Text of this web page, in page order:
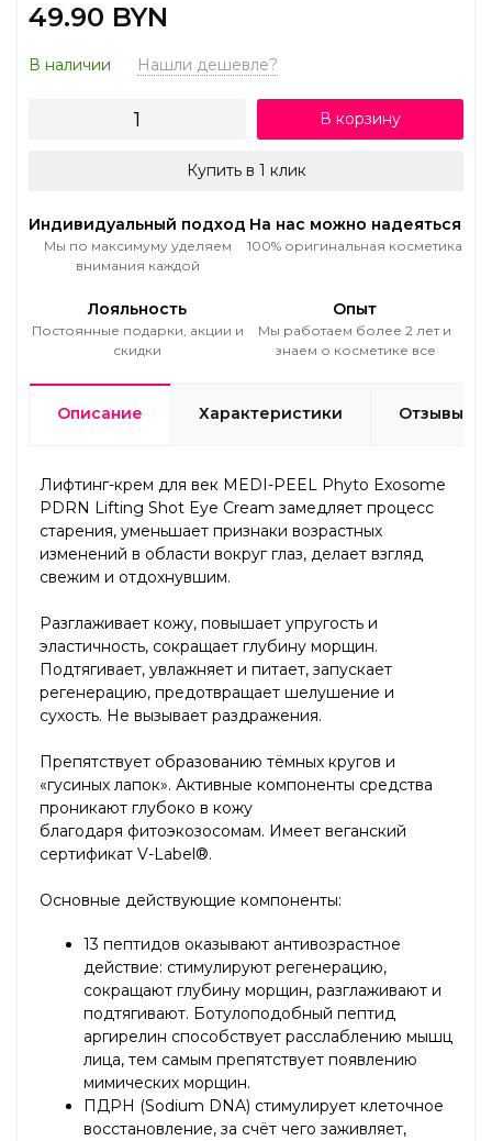
49.90 BYN
В наличии Нашли дешевле?
В корзину
Купить в 1 клик
Индивидуальный подход
Мы по максимуму уделяем
внимания каждой
На нас можно надеяться
100% оригинальная косметика
Лояльность
Постоянные подарки, акции и
скидки
Опыт
Мы работаем более 2 лет и
знаем о косметике все
Описание Характеристики Отзывы
Лифтинг-крем для век MEDI-PEEL Phyto Exosome
PDRN Lifting Shot Eye Cream замедляет процесс
старения, уменьшает признаки возрастных
изменений в области вокруг глаз, делает взгляд
свежим и отдохнувшим.
Разглаживает кожу, повышает упругость и
эластичность, сокращает глубину морщин.
Подтягивает, увлажняет и питает, запускает
регенерацию, предотвращает шелушение и
сухость. Не вызывает раздражения.
Препятствует образованию тёмных кругов и
«гусиных лапок». Активные компоненты средства
проникают глубоко в кожу
благодаря фитоэкозосомам. Имеет веганский
сертификат V-Label®.
Основные действующие компоненты:
13 пептидов оказывают антивозрастное
действие: стимулируют регенерацию,
сокращают глубину морщин, разглаживают и
подтягивают. Ботулоподобный пептид
аргирелин способствует расслаблению мышц
лица, тем самым препятствует появлению
мимических морщин.
ПДРН (Sodium DNA) стимулирует клеточное
восстановление, за счёт чего заживляет,